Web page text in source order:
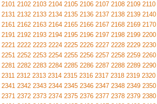
2101 2102 2103 2104 2105 2106 2107 2108 2109 2110
2131 2132 2133 2134 2135 2136 2137 2138 2139 2140
2161 2162 2163 2164 2165 2166 2167 2168 2169 2170
2191 2192 2193 2194 2195 2196 2197 2198 2199 2200
2221 2222 2223 2224 2225 2226 2227 2228 2229 2230
2251 2252 2253 2254 2255 2256 2257 2258 2259 2260
2281 2282 2283 2284 2285 2286 2287 2288 2289 2290
2311 2312 2313 2314 2315 2316 2317 2318 2319 2320
2341 2342 2343 2344 2345 2346 2347 2348 2349 2350
2371 2372 2373 2374 2375 2376 2377 2378 2379 2380